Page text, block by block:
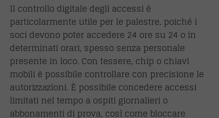
Il controllo digitale degli accessi è
particolarmente utile per le palestre, poiché i
soci devono poter accedere 24 ore su 24 o in
determinati orari, spesso senza personale
presente in loco. Con tessere, chip o chiavi
mobili è possibile controllare con precisione le
autorizzazioni. È possibile concedere accessi
limitati nel tempo a ospiti giornalieri o
abbonamenti di prova, così come bloccare